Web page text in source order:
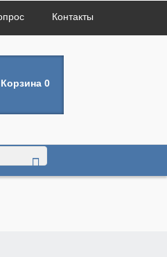
Контакты
Корзина 0